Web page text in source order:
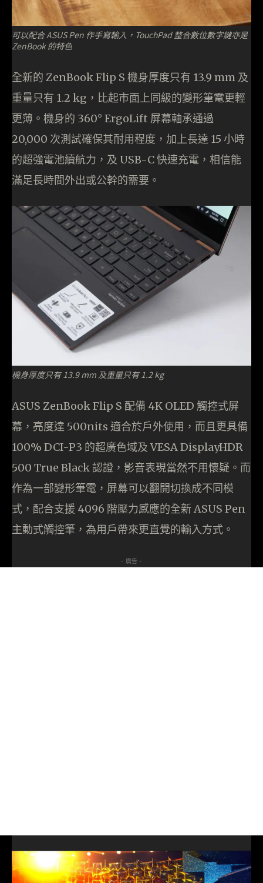
可以配合 ASUS Pen 作手寫輸入，TouchPad 整合數位數字鍵亦是
ZenBook 的特色
全新的 ZenBook Flip S 機身厚度只有 13.9 mm 及
重量只有 1.2 kg，比起市面上同級的變形筆電更輕
更薄。機身的 360° ErgoLift 屏幕軸承通過
20,000 次測試確保其耐用程度，加上長達 15 小時
的超強電池續航力，及 USB-C 快速充電，相信能
滿足長時間外出或公幹的需要。
機身厚度只有 13.9 mm 及重量只有 1.2 kg
ASUS ZenBook Flip S 配備 4K OLED 觸控式屏
幕，亮度達 500nits 適合於戶外使用，而且更具備
100% DCI-P3 的超廣色域及 VESA DisplayHDR
500 True Black 認證，影音表現當然不用懷疑。而
作為一部變形筆電，屏幕可以翻開切換成不同模
式，配合支援 4096 階壓力感應的全新 ASUS Pen
主動式觸控筆，為用戶帶來更直覺的輸入方式。
- 廣告 -